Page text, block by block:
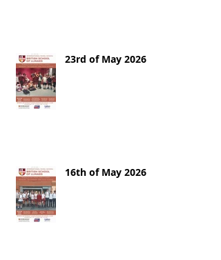
23rd of May 2026
16th of May 2026